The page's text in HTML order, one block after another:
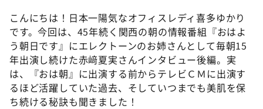
て真剣です
探偵！ナイトスクープ
news おかえり
河合＆A.B.C-Z塚田×福井アナ「なんでやねん！？」
（news おかえり）
DAIGOも台所 ～きょうの献立 何にする？～
こんにちは！日本一陽気なオフィスレディ喜多ゆかり
です。今回は、45年続く関西の朝の情報番組『おはよ
う朝日です』にエレクトーンのお姉さんとして毎朝15
年出演し続けた赤﨑夏実さんインタビュー後編。実
は、『おは朝』に出演する前からテレビＣＭに出演す
るほど活躍していた過去、そしていつまでも美肌を保
ち続ける秘訣も聞きました！